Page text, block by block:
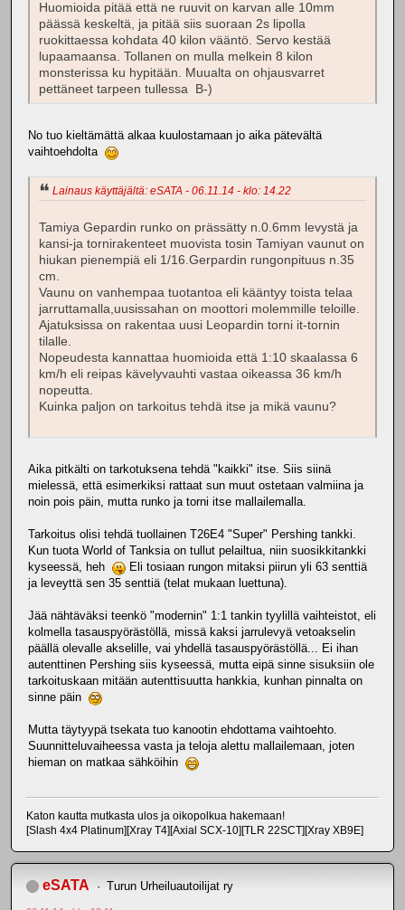
Huomioida pitää että ne ruuvit on karvan alle 10mm
päässä keskeltä, ja pitää siis suoraan 2s lipolla
ruokittaessa kohdata 40 kilon vääntö. Servo kestää
lupaamaansa. Tollanen on mulla melkein 8 kilon
monsterissa ku hypitään. Muualta on ohjausvarret
pettäneet tarpeen tullessa B-)
No tuo kieltämättä alkaa kuulostamaan jo aika pätevältä
vaihtoehdolta
Lainaus käyttäjältä: eSATA - 06.11.14 - klo: 14.22
Tamiya Gepardin runko on prässätty n.0.6mm levystä ja
kansi-ja tornirakenteet muovista tosin Tamiyan vaunut on
hiukan pienempiä eli 1/16.Gerpardin rungonpituus n.35
cm.
Vaunu on vanhempaa tuotantoa eli kääntyy toista telaa
jarruttamalla,uusissahan on moottori molemmille teloille.
Ajatuksissa on rakentaa uusi Leopardin torni it-tornin
tilalle.
Nopeudesta kannattaa huomioida että 1:10 skaalassa 6
km/h eli reipas kävelyvauhti vastaa oikeassa 36 km/h
nopeutta.
Kuinka paljon on tarkoitus tehdä itse ja mikä vaunu?
Aika pitkälti on tarkotuksena tehdä "kaikki" itse. Siis siinä
mielessä, että esimerkiksi rattaat sun muut ostetaan valmiina ja
noin pois päin, mutta runko ja torni itse mallailemalla.
Tarkoitus olisi tehdä tuollainen T26E4 "Super" Pershing tankki.
Kun tuota World of Tanksia on tullut pelailtua, niin suosikkitankki
kyseessä, heh
Eli tosiaan rungon mitaksi piirun yli 63 senttiä
ja leveyttä sen 35 senttiä (telat mukaan luettuna).
Jää nähtäväksi teenkö "modernin" 1:1 tankin tyylillä vaihteistot, eli
kolmella tasauspyörästöllä, missä kaksi jarrulevyä vetoakselin
päällä olevalle akselille, vai yhdellä tasauspyörästöllä... Ei ihan
autenttinen Pershing siis kyseessä, mutta eipä sinne sisuksiin ole
tarkoituskaan mitään autenttisuutta hankkia, kunhan pinnalta on
sinne päin
Mutta täytyypä tsekata tuo kanootin ehdottama vaihtoehto.
Suunnitteluvaiheessa vasta ja teloja alettu mallailemaan, joten
hieman on matkaa sähköihin
Katon kautta mutkasta ulos ja oikopolkua hakemaan!
[Slash 4x4 Platinum][Xray T4][Axial SCX-10][TLR 22SCT][Xray XB9E]
eSATA Turun Urheiluautoilijat ry